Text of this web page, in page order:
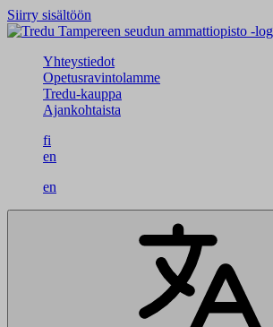
Siirry sisältöön
Yhteystiedot
Opetusravintolamme
Tredu-kauppa
Ajankohtaista
fi
en
en